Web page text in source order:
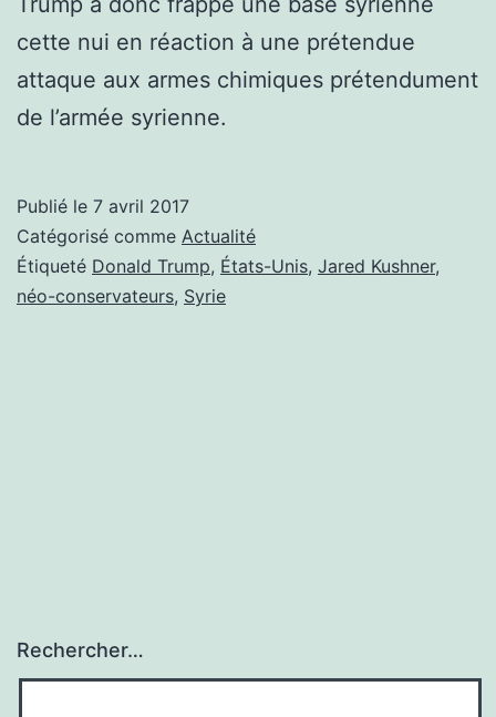
cette nui en réaction à une prétendue
attaque aux armes chimiques prétendument
de l’armée syrienne.
Publié le 7 avril 2017
Catégorisé comme Actualité
Étiqueté Donald Trump, États-Unis, Jared Kushner,
néo-conservateurs, Syrie
Rechercher…